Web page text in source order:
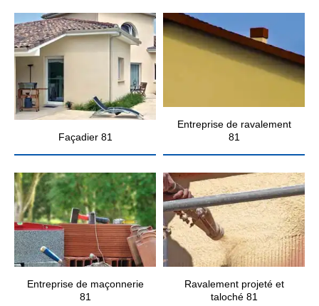
Façadier 81
Entreprise de ravalement
81
Entreprise de maçonnerie
81
Ravalement projeté et
taloché 81